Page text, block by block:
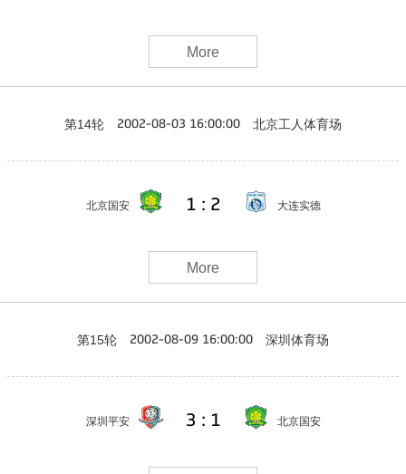
More
第14轮 2002-08-03 16:00:00 北京工人体育场
北京国安 1 : 2 大连实德
More
第15轮 2002-08-09 16:00:00 深圳体育场
深圳平安 3 : 1 北京国安